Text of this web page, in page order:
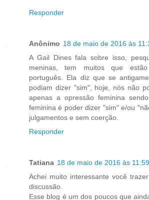
Responder
Anônimo 18 de maio de 2016 às
A Gail Dines fala sobre isso,
meninas, tem muitos que
português. Ela diz que se
podiam dizer "sim", hoje, nós não
apenas a opressão feminina
feminina é poder dizer "sim" e/ou
julgamentos e sem coerção.
Responder
Tatiana 18 de maio de 2016 às 11:59
Achei muito interessante você
discussão.
Esse blog é um dos poucos que